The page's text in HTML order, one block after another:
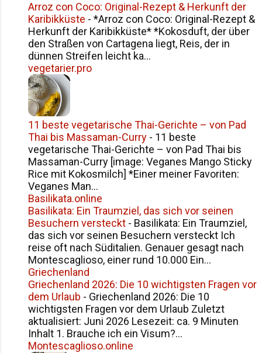
Arroz con Coco: Original-Rezept & Herkunft der
Karibikküste - *Arroz con Coco: Original-Rezept &
Herkunft der Karibikküste* *Kokosduft, der über
den Straßen von Cartagena liegt, Reis, der in
dünnen Streifen leicht ka...
vegetarier.pro
11 beste vegetarische Thai-Gerichte – von Pad
Thai bis Massaman-Curry - 11 beste
vegetarische Thai-Gerichte – von Pad Thai bis
Massaman-Curry [image: Veganes Mango Sticky
Rice mit Kokosmilch] *Einer meiner Favoriten:
Veganes Man...
Basilikata.online
Basilikata: Ein Traumziel, das sich vor seinen
Besuchern versteckt - Basilikata: Ein Traumziel,
das sich vor seinen Besuchern versteckt Ich
reise oft nach Süditalien. Genauer gesagt nach
Montescaglioso, einer rund 10.000 Ein...
Griechenland
Griechenland 2026: Die 10 wichtigsten Fragen vor
dem Urlaub - Griechenland 2026: Die 10
wichtigsten Fragen vor dem Urlaub Zuletzt
aktualisiert: Juni 2026 Lesezeit: ca. 9 Minuten
Inhalt 1. Brauche ich ein Visum?...
Montescaglioso.online